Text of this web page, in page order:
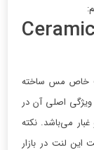
لنت ترمز سرامیکی (Ceramic
خاص مس ساخته
اصلی آن در
می‌باشد. نکته
لنت در بازار